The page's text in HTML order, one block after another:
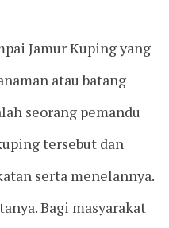
Jamur Kuping yang
atau batang
seorang pemandu
tersebut dan
serta menelannya.
Bagi masyarakat